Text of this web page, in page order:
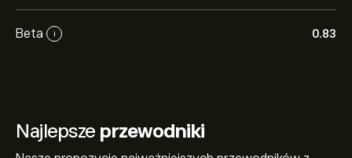
Beta i 0.83
Najlepsze przewodniki